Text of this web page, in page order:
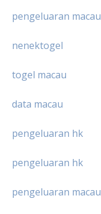
pengeluaran macau
nenektogel
togel macau
data macau
pengeluaran hk
pengeluaran hk
pengeluaran macau